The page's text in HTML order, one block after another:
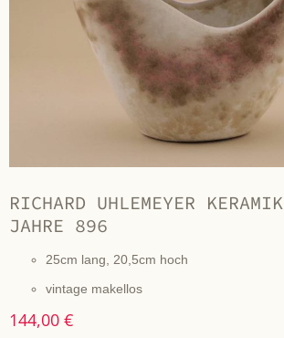
RICHARD UHLEMEYER
JAHRE 896
25cm lang, 20,5cm hoch
vintage makellos
144,00 €